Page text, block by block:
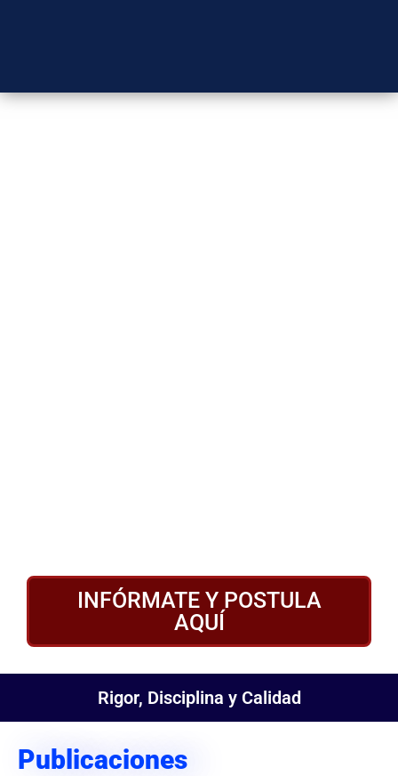
INFÓRMATE Y POSTULA
AQUÍ
Rigor, Disciplina y Calidad
Publicaciones